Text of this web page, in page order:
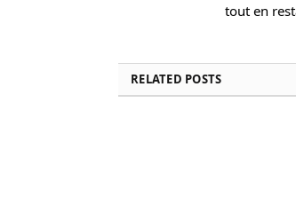
tout en
RELATED POSTS